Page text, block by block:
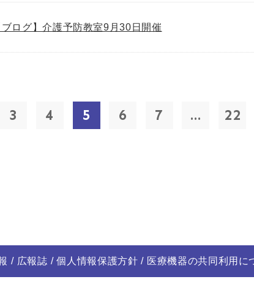
ブログ】介護予防教室9月30日開催
3 4 5 6 7 ... 22
広報誌 個人情報保護方針 医療機器の共同利用に